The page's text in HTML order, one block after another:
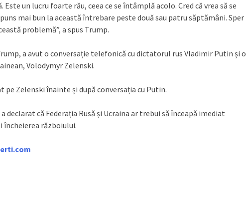
Este un lucru foarte rău, ceea ce se întâmplă acolo. Cred că vrea să se
mai bun la această întrebare peste două sau patru săptămâni. Sper
problemă”, a spus Trump.
a avut o conversație telefonică cu dictatorul rus Vladimir Putin și o
Volodymyr Zelenski.
Zelenski înainte și după conversația cu Putin.
declarat că Federația Rusă și Ucraina ar trebui să înceapă imediat
încheierea războiului.